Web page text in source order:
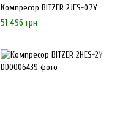
Компресор BITZER 2JES-0,7Y
51 496 грн